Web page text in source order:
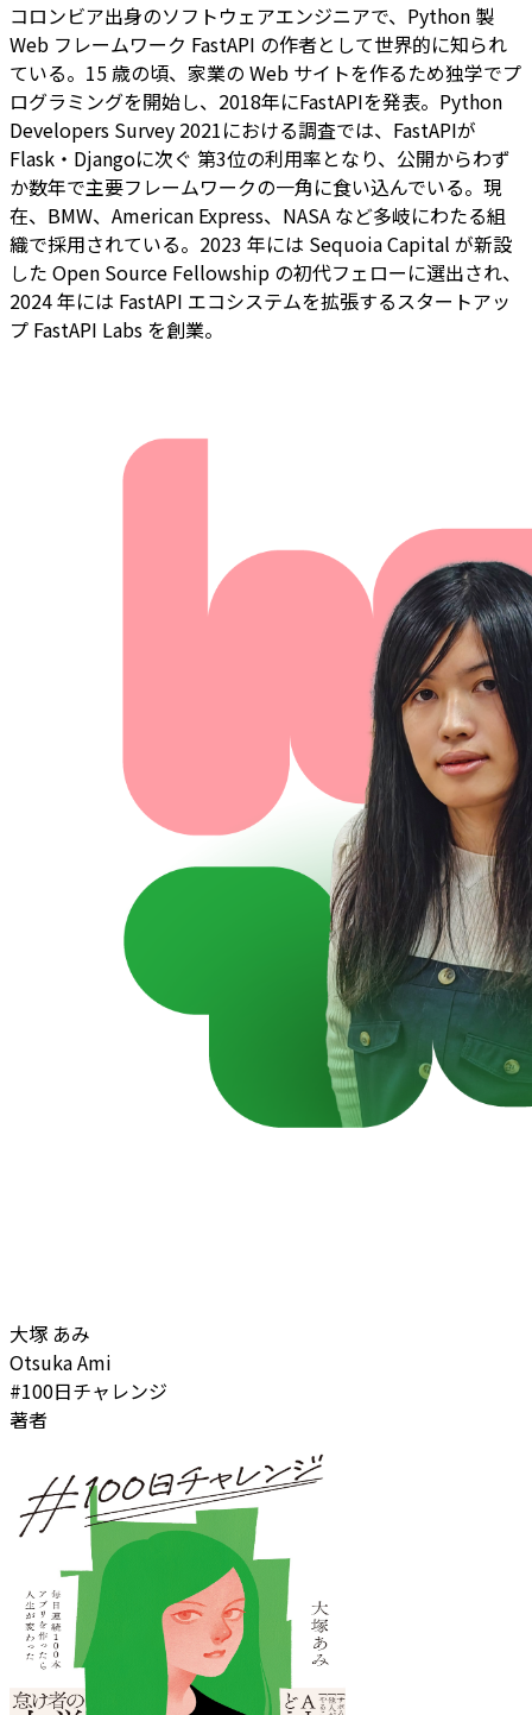
コロンビア出身のソフトウェアエンジニアで、Python 製
Web フレームワーク FastAPI の作者として世界的に知られ
ている。15 歳の頃、家業の Web サイトを作るため独学でプ
ログラミングを開始し、2018年にFastAPIを発表。Python
Developers Survey 2021における調査では、FastAPIが
Flask・Djangoに次ぐ 第3位の利用率となり、公開からわず
か数年で主要フレームワークの一角に食い込んでいる。現
在、BMW、American Express、NASA など多岐にわたる組
織で採用されている。2023 年には Sequoia Capital が新設
した Open Source Fellowship の初代フェローに選出され、
2024 年には FastAPI エコシステムを拡張するスタートアッ
プ FastAPI Labs を創業。
大塚 あみ
Otsuka Ami
#100日チャレンジ
著者